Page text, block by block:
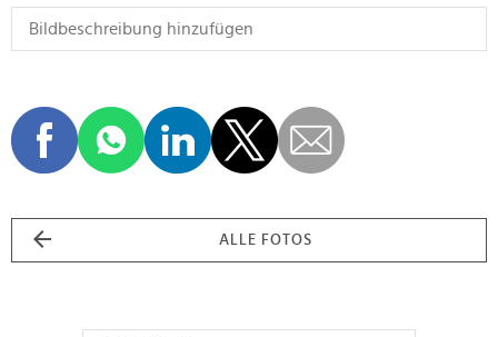
ALLE FOTOS